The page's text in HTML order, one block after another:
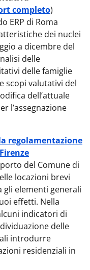
completo)
ERP di Roma
dei nuclei
a dicembre del
delle
delle famiglie
scopi valutativi del
dell’attuale
l’assegnazione
regolamentazione
del Comune di
locazioni brevi
elementi generali
effetti. Nella
indicatori di
delle
introdurre
residenziali in